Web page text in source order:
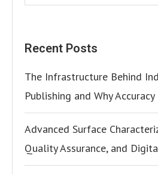
Recent Posts
The Infrastructure Behind
Publishing and Why
Advanced Surface
Quality Assurance, and